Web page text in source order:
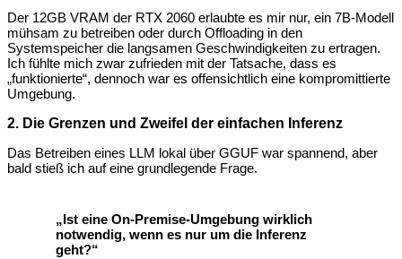
Der 12GB VRAM der RTX 2060 erlaubte es mir nur, ein 7B-Modell
mühsam zu betreiben oder durch Offloading in den
Systemspeicher die langsamen Geschwindigkeiten zu ertragen.
Ich fühlte mich zwar zufrieden mit der Tatsache, dass es
„funktionierte“, dennoch war es offensichtlich eine kompromittierte
Umgebung.
2. Die Grenzen und Zweifel der einfachen Inferenz
Das Betreiben eines LLM lokal über GGUF war spannend, aber
bald stieß ich auf eine grundlegende Frage.
„Ist eine On-Premise-Umgebung wirklich
notwendig, wenn es nur um die Inferenz
geht?“